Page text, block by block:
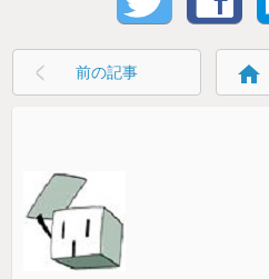
前の記事 home